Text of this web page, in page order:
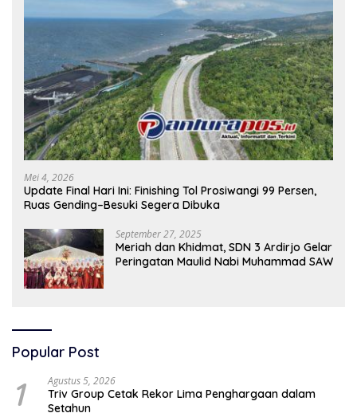
Mei 4, 2026
Update Final Hari Ini: Finishing Tol Prosiwangi 99 Persen,
Ruas Gending–Besuki Segera Dibuka
September 27, 2025
Meriah dan Khidmat, SDN 3 Ardirjo Gelar
Peringatan Maulid Nabi Muhammad SAW
Popular Post
1 Agustus 5, 2026
Triv Group Cetak Rekor Lima Penghargaan dalam
Setahun